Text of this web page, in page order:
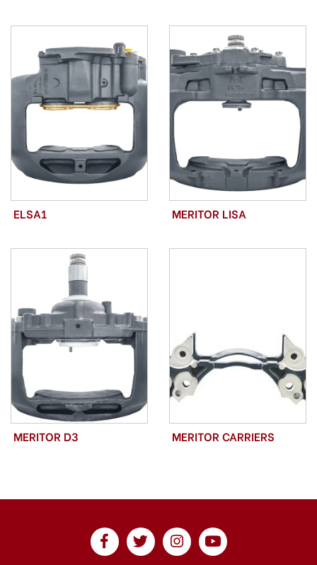
ELSA1 MERITOR LISA
MERITOR D3 MERITOR CARRIERS